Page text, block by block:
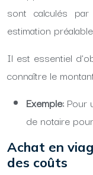
sont calculés
estimation
Il est essentiel
connaître le
Exemple: Pour
de notaire
Achat en
des coûts